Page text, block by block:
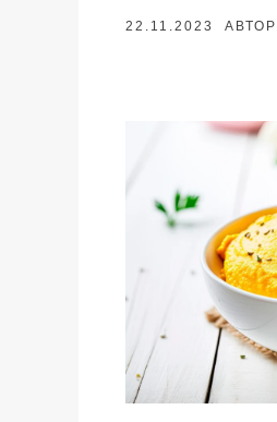
22.11.2023 АВТОР